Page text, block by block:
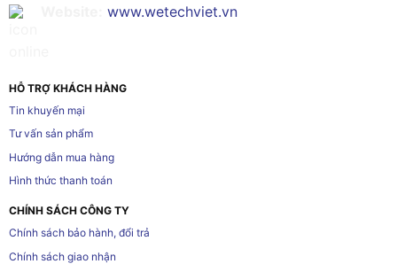
www.wetechviet.vn
HỖ TRỢ KHÁCH HÀNG
Tin khuyến mại
Tư vấn sản phẩm
Hướng dẫn mua hàng
Hình thức thanh toán
CHÍNH SÁCH CÔNG TY
Chính sách bảo hành, đổi trả
Chính sách giao nhận